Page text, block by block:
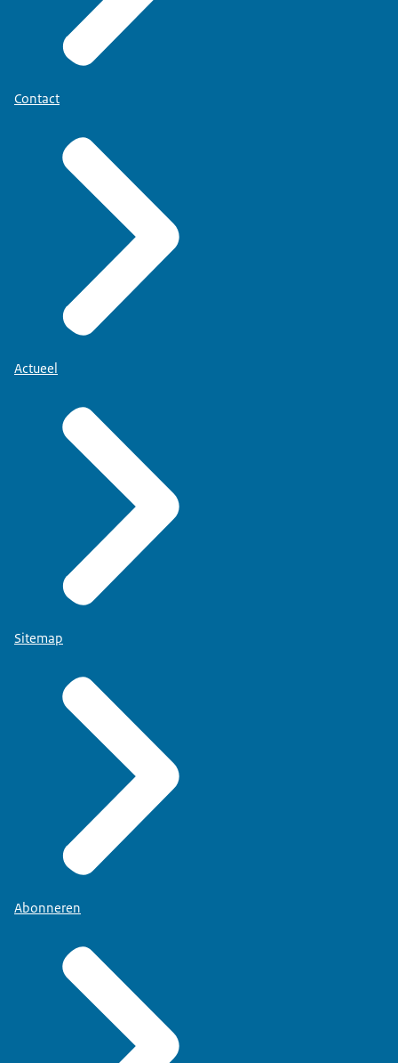
Contact
Actueel
Sitemap
Abonneren